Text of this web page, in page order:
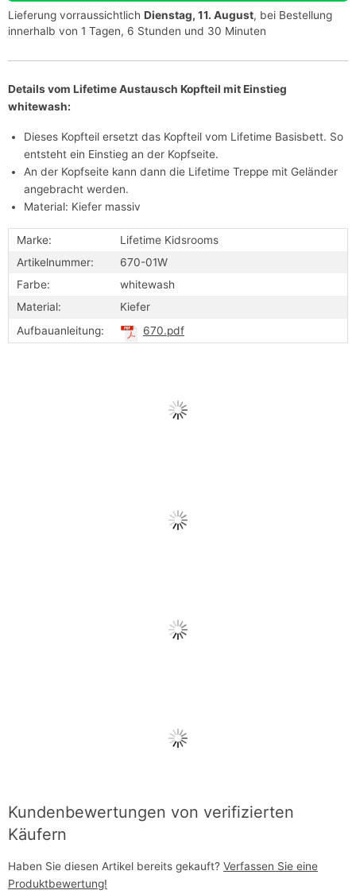
Lieferung vorraussichtlich Dienstag, 11. August, bei Bestellung
innerhalb von 1 Tagen, 6 Stunden und 30 Minuten
Details vom Lifetime Austausch Kopfteil mit Einstieg
whitewash:
Dieses Kopfteil ersetzt das Kopfteil vom Lifetime Basisbett. So
entsteht ein Einstieg an der Kopfseite.
An der Kopfseite kann dann die Lifetime Treppe mit Geländer
angebracht werden.
Material: Kiefer massiv
Marke:
Lifetime Kidsrooms
Artikelnummer:
670-01W
Farbe:
whitewash
Material:
Kiefer
Aufbauanleitung:
670.pdf
Kundenbewertungen von verifizierten
Käufern
Haben Sie diesen Artikel bereits gekauft? Verfassen Sie eine
Produktbewertung!